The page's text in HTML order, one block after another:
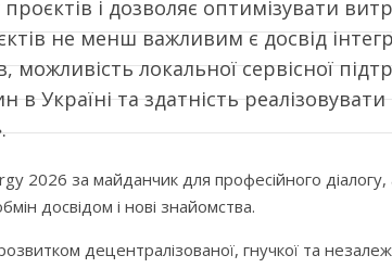
і дозволяє оптимізувати
не менш важливим є досвід
можливість локальної сервісної
в Україні та здатність
2026 за майданчик для професійного
досвідом і нові знайомства.
децентралізованої, гнучкої та